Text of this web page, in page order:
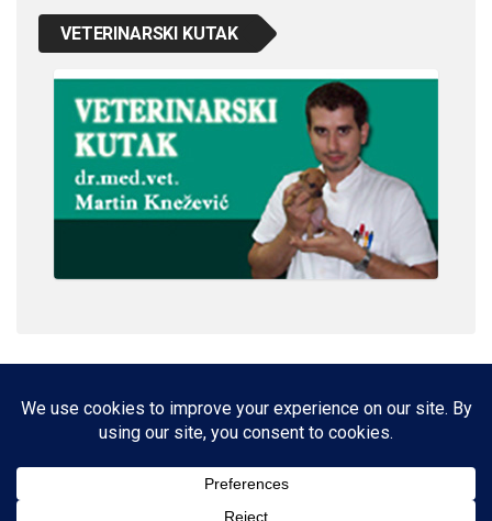
VETERINARSKI KUTAK
IMPRESSUM